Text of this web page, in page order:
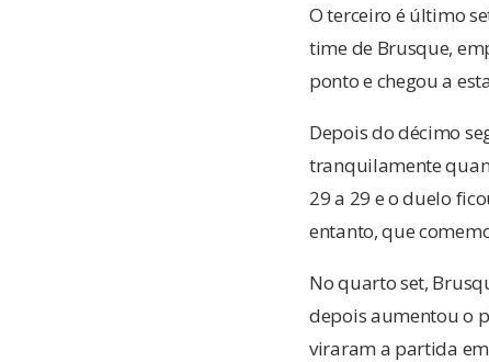
O terceiro é último
time de Brusque,
ponto e chegou a
Depois do décimo
tranquilamente
29 a 29 e o duelo
entanto, que
No quarto set,
depois aumentou o
viraram a partida em